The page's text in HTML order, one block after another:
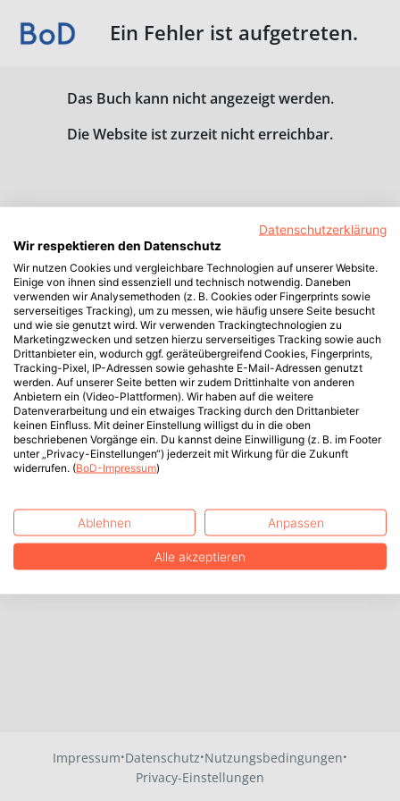
Ein Fehler ist aufgetreten.
Das Buch kann nicht angezeigt werden.
Die Website ist zurzeit nicht erreichbar.
Impressum·Datenschutz·Nutzungsbedingungen·
Privacy-Einstellungen
Datenschutzerklärung
Wir respektieren den Datenschutz
Wir nutzen Cookies und vergleichbare Technologien auf unserer Website.
Einige von ihnen sind essenziell und technisch notwendig. Daneben
verwenden wir Analysemethoden (z. B. Cookies oder Fingerprints sowie
serverseitiges Tracking), um zu messen, wie häufig unsere Seite besucht
und wie sie genutzt wird. Wir verwenden Trackingtechnologien zu
Marketingzwecken und setzen hierzu serverseitiges Tracking sowie auch
Drittanbieter ein, wodurch ggf. geräteübergreifend Cookies, Fingerprints,
Tracking-Pixel, IP-Adressen sowie gehashte E-Mail-Adressen genutzt
werden. Auf unserer Seite betten wir zudem Drittinhalte von anderen
Anbietern ein (Video-Plattformen). Wir haben auf die weitere
Datenverarbeitung und ein etwaiges Tracking durch den Drittanbieter
keinen Einfluss. Mit deiner Einstellung willigst du in die oben
beschriebenen Vorgänge ein. Du kannst deine Einwilligung (z. B. im Footer
unter „Privacy-Einstellungen“) jederzeit mit Wirkung für die Zukunft
widerrufen. (BoD-Impressum)
Ablehnen Anpassen
Alle akzeptieren